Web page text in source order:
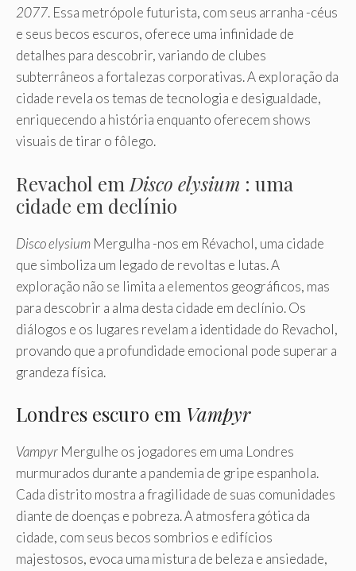
2077. Essa metrópole futurista, com seus arranha -céus
e seus becos escuros, oferece uma infinidade de
detalhes para descobrir, variando de clubes
subterrâneos a fortalezas corporativas. A exploração da
cidade revela os temas de tecnologia e desigualdade,
enriquecendo a história enquanto oferecem shows
visuais de tirar o fôlego.
Revachol em Disco elysium : uma
cidade em declínio
Disco elysium Mergulha -nos em Révachol, uma cidade
que simboliza um legado de revoltas e lutas. A
exploração não se limita a elementos geográficos, mas
para descobrir a alma desta cidade em declínio. Os
diálogos e os lugares revelam a identidade do Revachol,
provando que a profundidade emocional pode superar a
grandeza física.
Londres escuro em Vampyr
Vampyr Mergulhe os jogadores em uma Londres
murmurados durante a pandemia de gripe espanhola.
Cada distrito mostra a fragilidade de suas comunidades
diante de doenças e pobreza. A atmosfera gótica da
cidade, com seus becos sombrios e edifícios
majestosos, evoca uma mistura de beleza e ansiedade,